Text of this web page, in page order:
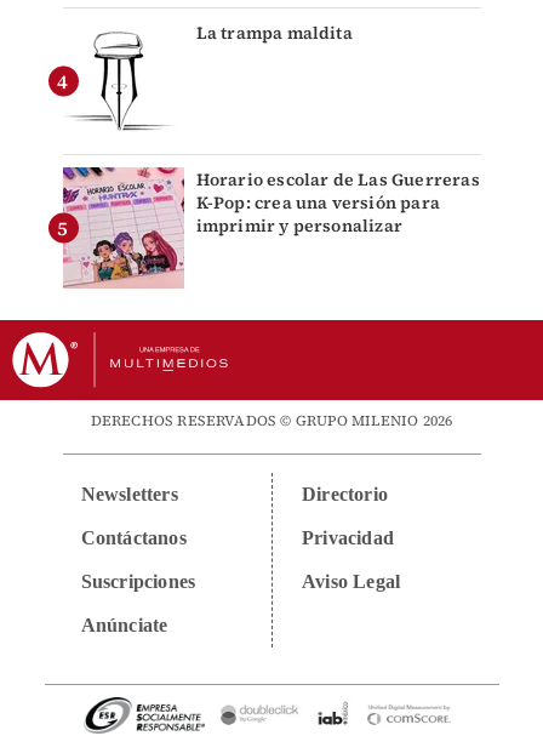
La trampa maldita
Horario escolar de Las Guerreras
K-Pop: crea una versión para
imprimir y personalizar
DERECHOS RESERVADOS © GRUPO MILENIO 2026
Newsletters
Contáctanos
Suscripciones
Anúnciate
Directorio
Privacidad
Aviso Legal